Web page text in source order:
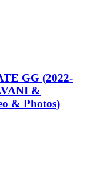
GG (2022-
&
& Photos)